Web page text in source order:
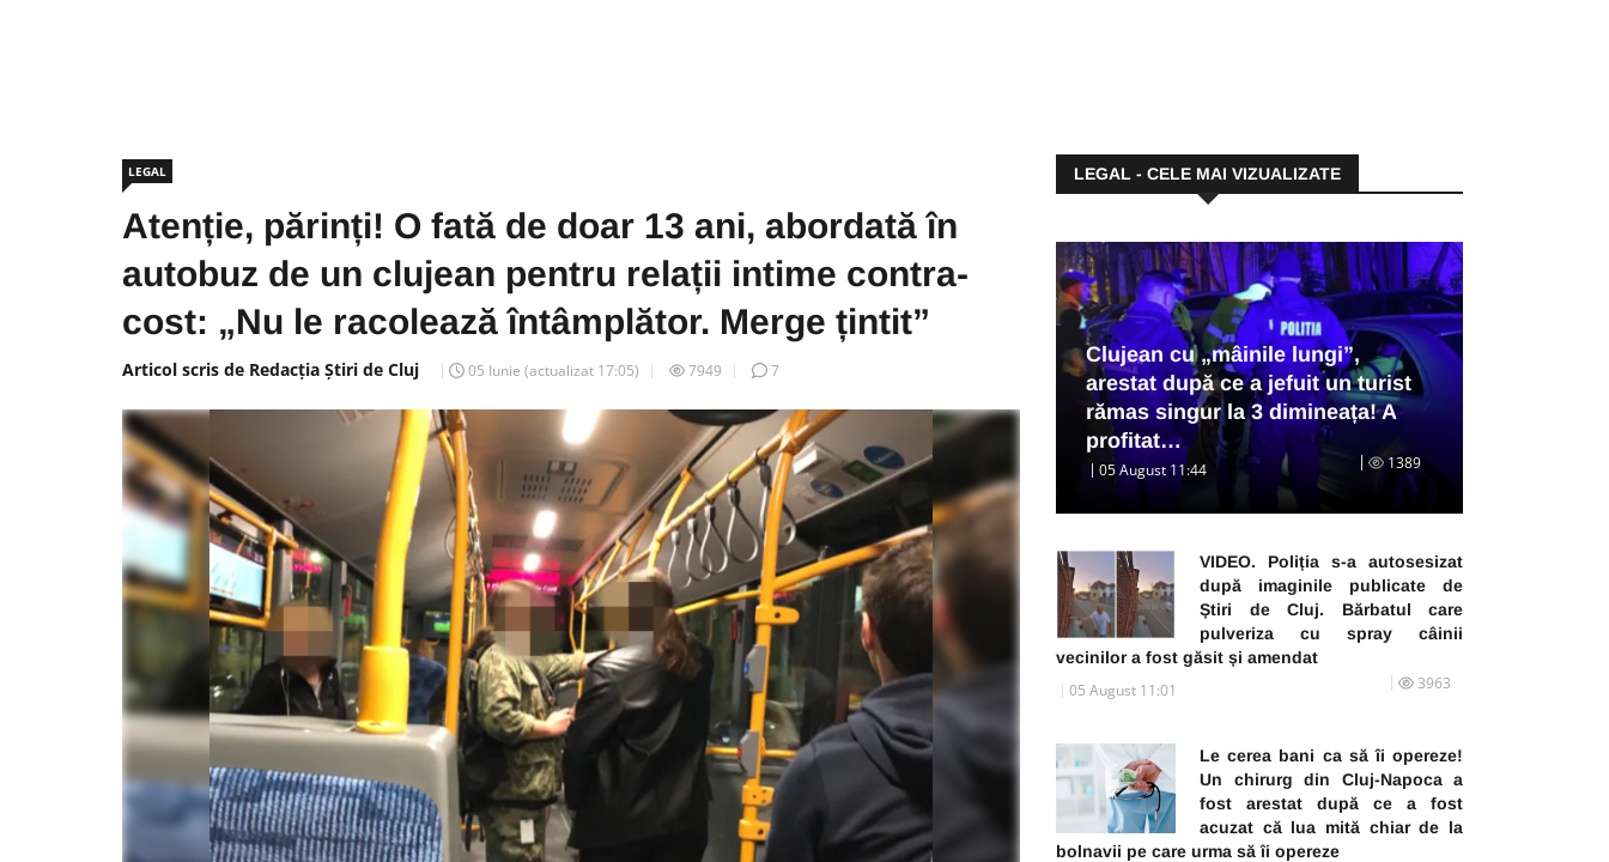
LEGAL
Atenție, părinți! O fată de doar 13 ani, abordată în
autobuz de un clujean pentru relații intime contra-
cost: „Nu le racolează întâmplător. Merge țintit”
Articol scris de Redacția Știri de Cluj 05 Iunie (actualizat 17:05) 7949 7
LEGAL - CELE MAI VIZUALIZATE
Clujean cu „mâinile lungi”,
arestat după ce a jefuit un turist
rămas singur la 3 dimineața! A
profitat…
05 August 11:44 1389
VIDEO. Poliția s-a autosesizat
după imaginile publicate de
Știri de Cluj. Bărbatul care
pulveriza cu spray câinii
vecinilor a fost găsit și amendat
05 August 11:01 3963
Le cerea bani ca să îi opereze!
Un chirurg din Cluj-Napoca a
fost arestat după ce a fost
acuzat că lua mită chiar de la
bolnavii pe care urma să îi opereze